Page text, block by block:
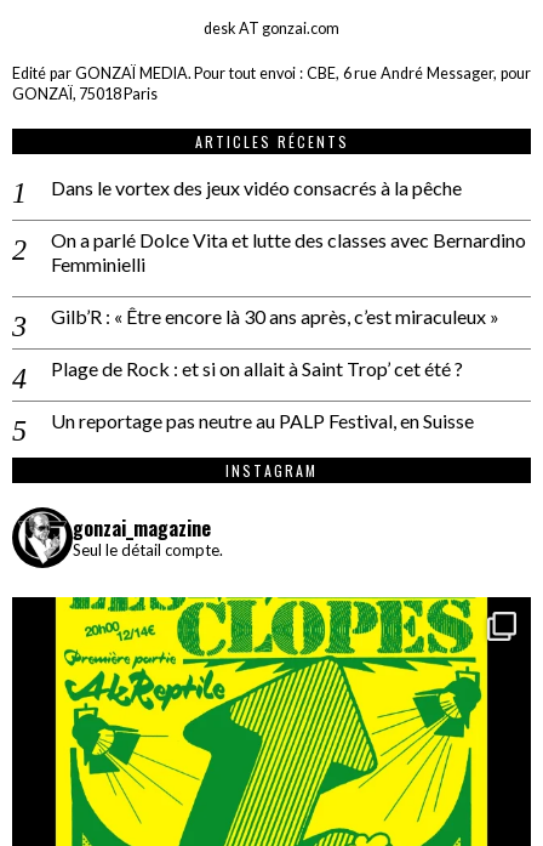
desk AT gonzai.com
Edité par GONZAÏ MEDIA. Pour tout envoi : CBE, 6 rue André Messager, pour
GONZAÏ, 75018 Paris
ARTICLES RÉCENTS
Dans le vortex des jeux vidéo consacrés à la pêche
On a parlé Dolce Vita et lutte des classes avec Bernardino
Femminielli
Gilb’R : « Être encore là 30 ans après, c’est miraculeux »
Plage de Rock : et si on allait à Saint Trop’ cet été ?
Un reportage pas neutre au PALP Festival, en Suisse
INSTAGRAM
gonzai_magazine
Seul le détail compte.